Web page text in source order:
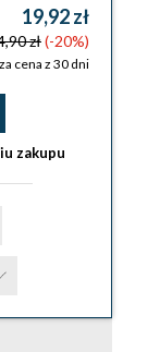
19,92 zł
zł(-20%)
cena z 30 dni
zakupu